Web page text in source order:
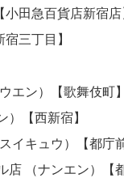
田急百貨店新宿店
三丁目】
エン）【歌舞伎町】
）【西新宿】
イキュウ）【都庁前
店 （ナンエン）【